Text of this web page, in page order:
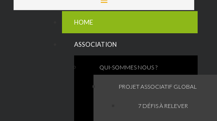
HOME
ASSOCIATION
QUI-SOMMES NOUS ?
PROJET ASSOCIATIF GLOBAL
7 DÉFIS À RELEVER